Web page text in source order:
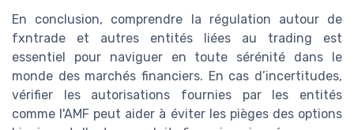
En conclusion, comprendre la régulation autour de
fxntrade et autres entités liées au trading est
essentiel pour naviguer en toute sérénité dans le
monde des marchés financiers. En cas d’incertitudes,
vérifier les autorisations fournies par les entités
comme l'AMF peut aider à éviter les pièges des options